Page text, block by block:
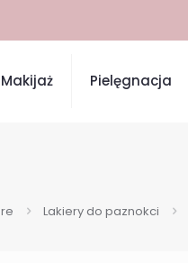
Makijaż Pielęgnacja
Lakiery do paznokci